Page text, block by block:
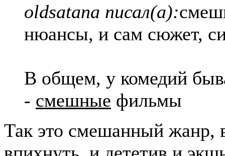
oldsatana писал(а):
нюансы, и сам сюжет,
В общем, у комедий
- смешные фильмы
Так это смешанный жанр,